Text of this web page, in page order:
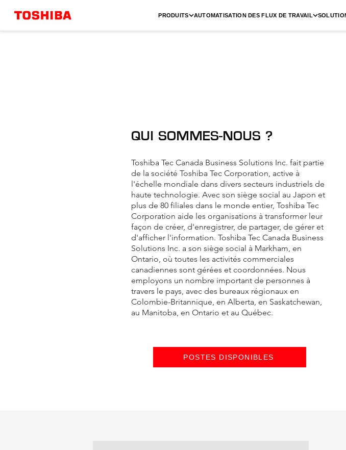
PRODUITS AUTOMATISATION DES FLUX DE TRAVAIL
QUI SOMMES-NOUS ?
Toshiba Tec Canada Business Solutions Inc. fait partie
de la société Toshiba Tec Corporation, active à
l'échelle mondiale dans divers secteurs industriels de
haute technologie. Avec son siège social au Japon et
plus de 80 filiales dans le monde entier, Toshiba Tec
Corporation aide les organisations à transformer leur
façon de créer, d'enregistrer, de partager, de gérer et
d'afficher l'information. Toshiba Tec Canada Business
Solutions Inc. a son siège social à Markham, en
Ontario, où toutes les activités commerciales
canadiennes sont gérées et coordonnées. Nous
employons un nombre important de personnes à
travers le pays, avec des bureaux régionaux en
Colombie-Britannique, en Alberta, en Saskatchewan,
au Manitoba, en Ontario et au Québec.
POSTES DISPONIBLES